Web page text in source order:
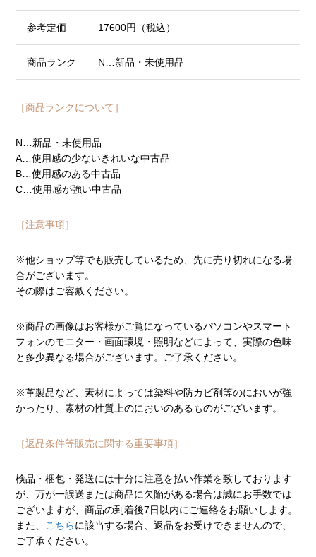
参考定価 17600円（税込）
商品ランク N…新品・未使用品
［商品ランクについて］
N…新品・未使用品
A…使用感の少ないきれいな中古品
B…使用感のある中古品
C…使用感が強い中古品
［注意事項］
※他ショップ等でも販売しているため、先に売り切れになる場
合がございます。
その際はご容赦ください。
※商品の画像はお客様がご覧になっているパソコンやスマート
フォンのモニター・画面環境・照明などによって、実際の色味
と多少異なる場合がございます。ご了承ください。
※革製品など、素材によっては染料や防カビ剤等のにおいが強
かったり、素材の性質上のにおいのあるものがございます。
［返品条件等販売に関する重要事項］
検品・梱包・発送には十分に注意を払い作業を致しております
が、万が一誤送または商品に欠陥がある場合は誠にお手数では
ございますが、商品の到着後7日以内にご連絡をお願いします。
また、 こちらに該当する場合、返品をお受けできませんので、
ご了承ください。